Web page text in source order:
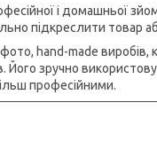
і домашньої
підкреслити товар
hand-made виробів,
зручно
професійними.